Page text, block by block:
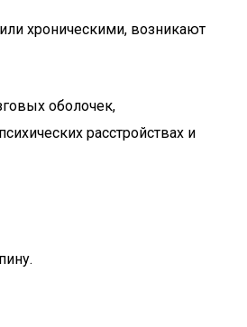
хроническими, возникают
оболочек,
расстройствах и